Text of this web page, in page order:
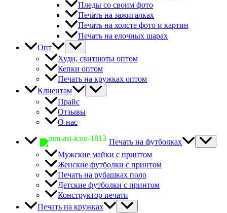
Пледы со своим фото
Печать на зажигалках
Печать на холсте фото и картин
Печать на елочных шарах
Опт
Худи, свитшоты оптом
Кепки оптом
Печать на кружках оптом
Клиентам
Прайс
Отзывы
О нас
Печать на футболках
Мужские майки с принтом
Женские футболки с принтом
Печать на рубашках поло
Детские футболки с принтом
Конструктор печати
Печать на кружках